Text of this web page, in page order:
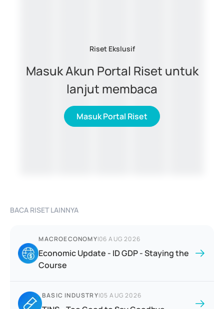
Riset Ekslusif
Masuk Akun Portal Riset untuk
lanjut membaca
Masuk Portal Riset
BACA RISET LAINNYA
MACROECONOMY|06 AUG 2026
Economic Update - ID GDP - Staying the
Course
BASIC INDUSTRY|05 AUG 2026